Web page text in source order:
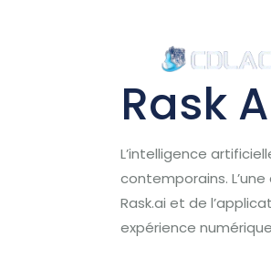
Rask
L’intelligence
contemporains.
Rask.ai et de
expérience